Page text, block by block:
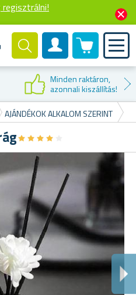
regisztrálni!
Felhasználók fiók
0 termék
AJÁNDÉKOK ALKALOM SZERINT
★★★★
★★★★